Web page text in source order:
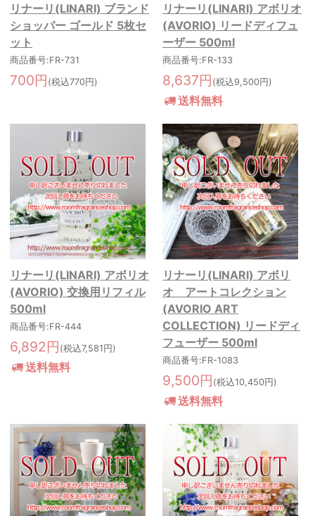
リナーリ(LINARI) ブランド
ショッパー ゴールド 5枚セ
ット
商品番号:FR-731
700円 (税込770円)
リナーリ(LINARI) アボリオ
(AVORIO) リードディフュ
ーザー 500ml
商品番号:FR-133
8,637円 (税込9,500円)
送料無料
リナーリ(LINARI) アボリオ
(AVORIO) 交換用リフィル
500ml
商品番号:FR-444
6,892円 (税込7,581円)
送料無料
リナーリ(LINARI) アボリ
オ アートコレクション
(AVORIO ART
COLLECTION) リードディ
フューザー 500ml
商品番号:FR-1083
9,500円 (税込10,450円)
送料無料